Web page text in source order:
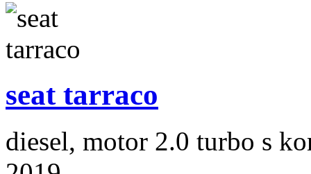
seat tarraco
diesel, motor 2.0 turbo s